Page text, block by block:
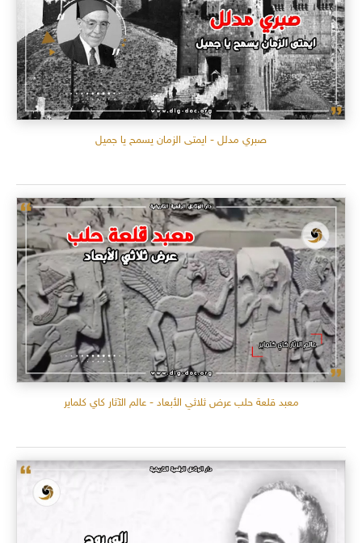
صبري مدلل - ايمتى الزمان يسمح يا جميل
معبد قلعة حلب عرض ثلاثي الأبعاد - عالم الآثار كاي كلماير